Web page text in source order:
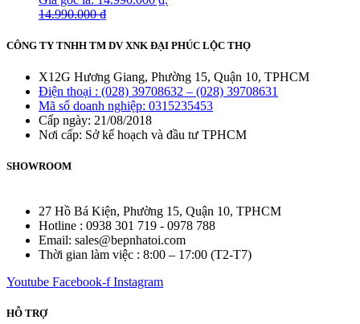
14.990.000₫
CÔNG TY TNHH TM DV XNK ĐẠI PHÚC LỘC THỌ
X12G Hương Giang, Phường 15, Quận 10, TPHCM
Điện thoại : (028) 39708632 – (028) 39708631
Mã số doanh nghiệp: 0315235453
Cấp ngày: 21/08/2018
Nơi cấp: Sở kế hoạch và đầu tư TPHCM
SHOWROOM
27 Hồ Bá Kiện, Phường 15, Quận 10, TPHCM
Hotline : 0938 301 719 - 0978 788
Email: sales@bepnhatoi.com
Thời gian làm việc : 8:00 – 17:00 (T2-T7)
Youtube Facebook-f Instagram
HỖ TRỢ